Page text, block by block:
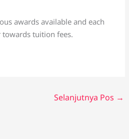
awards available and each
tuition fees.
Selanjutnya Pos →